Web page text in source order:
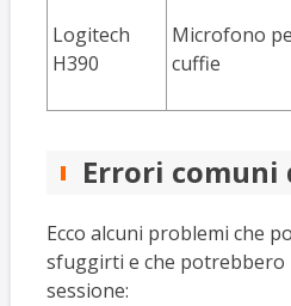
Logitech
H390
Microfono
cuffie
Errori comuni
Ecco alcuni problemi che
sfuggirti e che potrebbero
sessione: